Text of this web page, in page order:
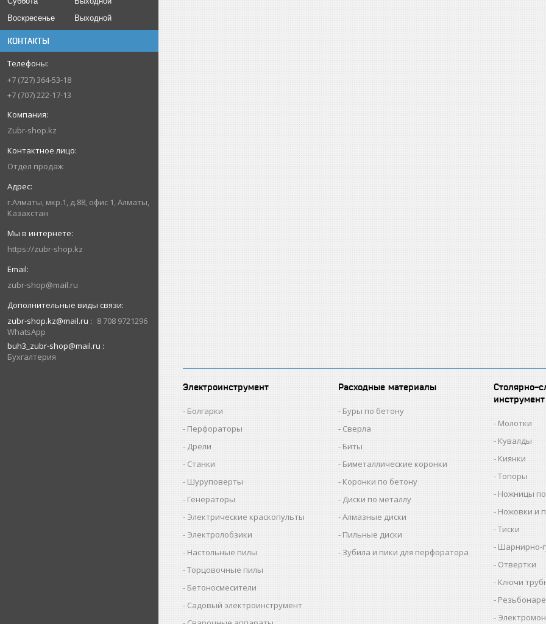
Воскресенье
Выходной
КОНТАКТЫ
+7 (727) 364-53-18
+7 (707) 222-17-13
Zubr-shop.kz
Отдел продаж
г.Алматы, мкр.1, д.88, офис 1, Алматы,
Казахстан
https://zubr-shop.kz
zubr-shop@mail.ru
zubr-shop.kz@mail.ru
8 708 9721296
WhatsApp
buh3_zubr-shop@mail.ru
Бухгалтерия
Электроинструмент
Болгарки
Перфораторы
Дрели
Станки
Шуруповерты
Генераторы
Электрические краскопульты
Электролобзики
Настольные пилы
Торцовочные пилы
Бетоносмесители
Садовый электроинструмент
Расходные материалы
Буры по бетону
Сверла
Биты
Биметаллические коронки
Коронки по бетону
Диски по металлу
Алмазные диски
Пильные диски
Зубила и пики для перфоратора
Столярно-
инструмент
Молотки
Кувалды
Киянки
Топоры
Ножницы
Ножовки и
Тиски
Шарнирно-
Отвертки
Ключи